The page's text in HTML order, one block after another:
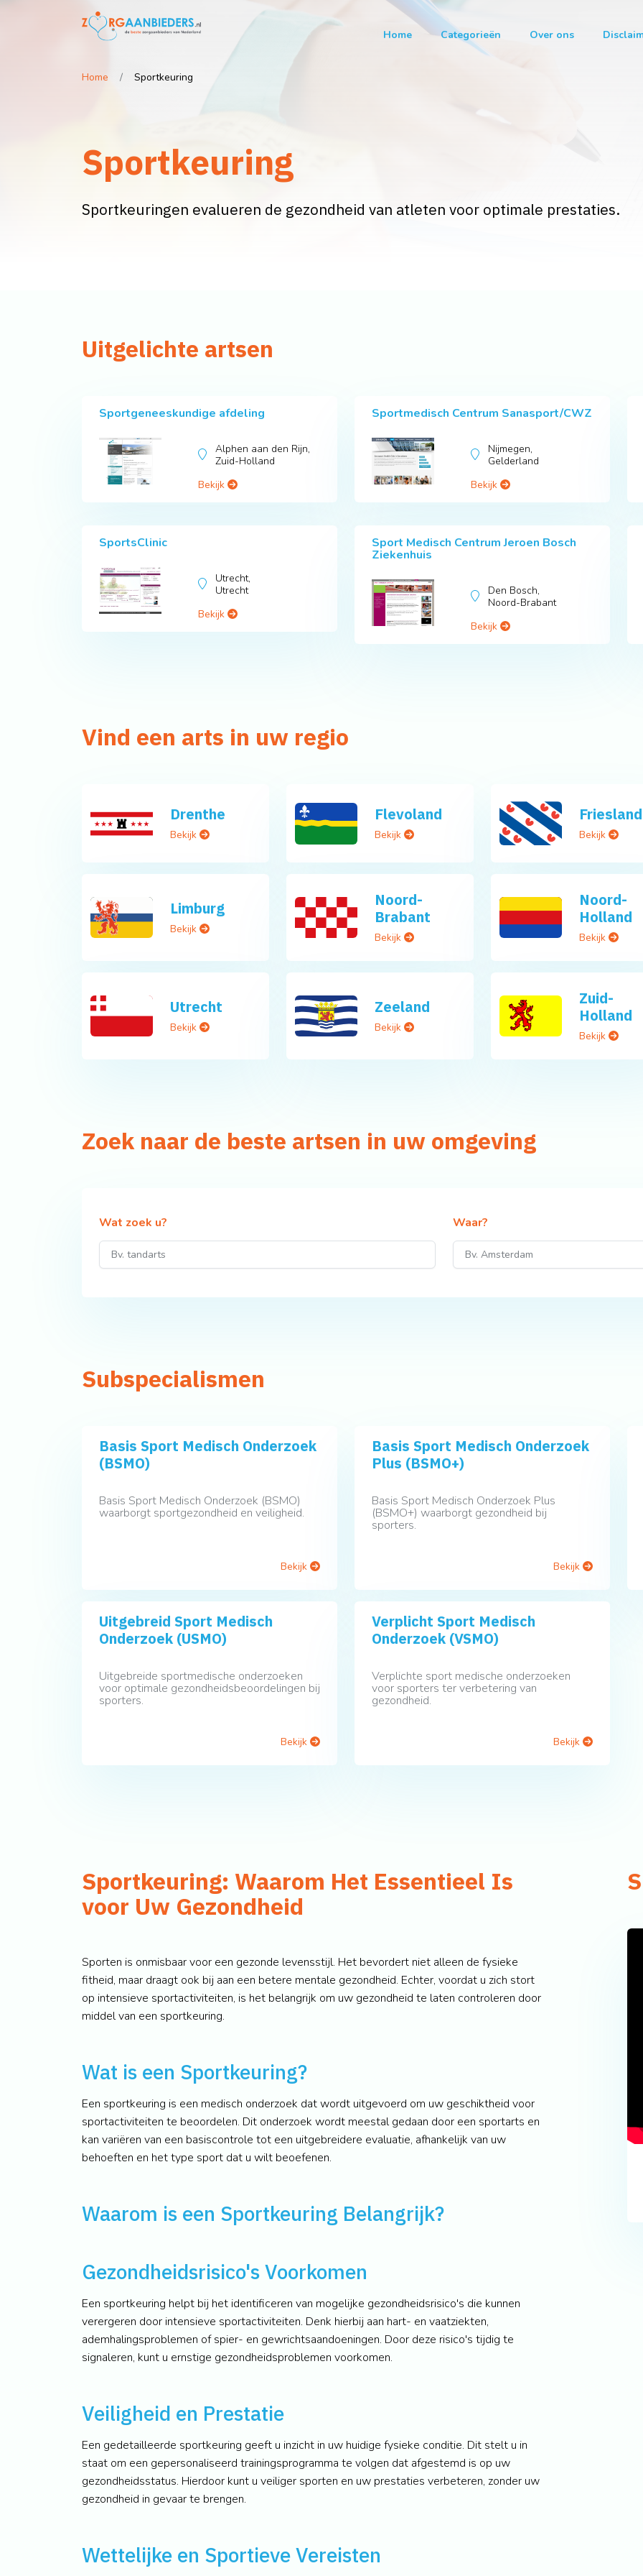
Home Categorieën Over ons
Home Sportkeuring
Sportkeuring
Sportkeuringen evalueren de gezondheid van atleten voor optimale prestaties.
Uitgelichte artsen
Sportgeneeskundige afdeling
Alphen aan den Rijn,
Zuid-Holland
Bekijk
Sportmedisch Centrum Sanasport/CWZ
Nijmegen,
Gelderland
Bekijk
SportsClinic
Utrecht,
Utrecht
Bekijk
Sport Medisch Centrum Jeroen Bosch
Ziekenhuis
Den Bosch,
Noord-Brabant
Bekijk
Vind een arts in uw regio
Drenthe
Bekijk
Flevoland
Bekijk
Friesland
Bekijk
Limburg
Bekijk
Noord-
Brabant
Bekijk
Noord-
Holland
Bekijk
Utrecht
Bekijk
Zeeland
Bekijk
Zuid-
Holland
Bekijk
Zoek naar de beste artsen in uw omgeving
Wat zoek u? Waar?
Subspecialismen
Basis Sport Medisch Onderzoek
(BSMO)
Basis Sport Medisch Onderzoek (BSMO)
waarborgt sportgezondheid en veiligheid.
Bekijk
Basis Sport Medisch Onderzoek
Plus (BSMO+)
Basis Sport Medisch Onderzoek Plus
(BSMO+) waarborgt gezondheid bij
sporters.
Bekijk
Uitgebreid Sport Medisch
Onderzoek (USMO)
Uitgebreide sportmedische onderzoeken
voor optimale gezondheidsbeoordelingen bij
sporters.
Bekijk
Verplicht Sport Medisch
Onderzoek (VSMO)
Verplichte sport medische onderzoeken
voor sporters ter verbetering van
gezondheid.
Bekijk
Sportkeuring: Waarom Het Essentieel Is
voor Uw Gezondheid
Sporten is onmisbaar voor een gezonde levensstijl. Het bevordert niet alleen de fysieke
fitheid, maar draagt ook bij aan een betere mentale gezondheid. Echter, voordat u zich stort
op intensieve sportactiviteiten, is het belangrijk om uw gezondheid te laten controleren door
middel van een sportkeuring.
Wat is een Sportkeuring?
Een sportkeuring is een medisch onderzoek dat wordt uitgevoerd om uw geschiktheid voor
sportactiviteiten te beoordelen. Dit onderzoek wordt meestal gedaan door een sportarts en
kan variëren van een basiscontrole tot een uitgebreidere evaluatie, afhankelijk van uw
behoeften en het type sport dat u wilt beoefenen.
Waarom is een Sportkeuring Belangrijk?
Gezondheidsrisico's Voorkomen
Een sportkeuring helpt bij het identificeren van mogelijke gezondheidsrisico's die kunnen
verergeren door intensieve sportactiviteiten. Denk hierbij aan hart- en vaatziekten,
ademhalingsproblemen of spier- en gewrichtsaandoeningen. Door deze risico's tijdig te
signaleren, kunt u ernstige gezondheidsproblemen voorkomen.
Veiligheid en Prestatie
Een gedetailleerde sportkeuring geeft u inzicht in uw huidige fysieke conditie. Dit stelt u in
staat om een gepersonaliseerd trainingsprogramma te volgen dat afgestemd is op uw
gezondheidsstatus. Hierdoor kunt u veiliger sporten en uw prestaties verbeteren, zonder uw
gezondheid in gevaar te brengen.
Wettelijke en Sportieve Vereisten